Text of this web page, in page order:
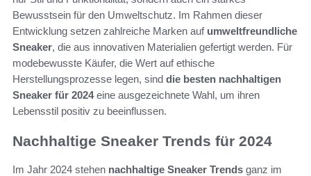
Bewusstsein für den Umweltschutz. Im Rahmen dieser
Entwicklung setzen zahlreiche Marken auf umweltfreundliche
Sneaker, die aus innovativen Materialien gefertigt werden. Für
modebewusste Käufer, die Wert auf ethische
Herstellungsprozesse legen, sind die besten nachhaltigen
Sneaker für 2024eine ausgezeichnete Wahl, um ihren
Lebensstil positiv zu beeinflussen.
Nachhaltige Sneaker Trends für 2024
Im Jahr 2024 stehen nachhaltige Sneaker Trends ganz im